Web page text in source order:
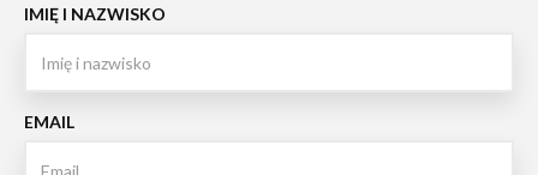
IMIĘ I NAZWISKO
EMAIL